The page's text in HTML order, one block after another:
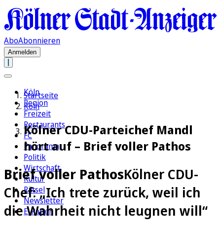
AboAbonnieren
Anmelden
Köln
Region
Freizeit
Restaurants
FC
Panorama
Politik
Wirtschaft
Kultur
Rätsel
Newsletter
E-Paper
Startseite
Köln
Kölner CDU-Parteichef Mandl
hört auf – Brief voller Pathos
Brief voller PathosKölner CDU-
Chef: „Ich trete zurück, weil ich
die Wahrheit nicht leugnen will“